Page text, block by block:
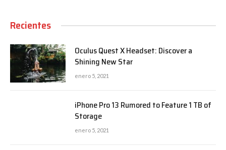
Recientes
Oculus Quest X Headset: Discover a
Shining New Star
enero 5, 2021
iPhone Pro 13 Rumored to Feature 1 TB of
Storage
enero 5, 2021